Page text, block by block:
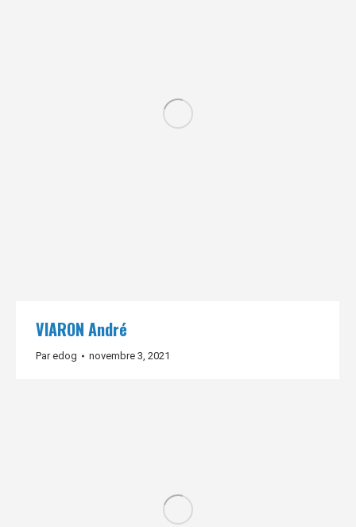
VIARON André
Paredog novembre 3, 2021